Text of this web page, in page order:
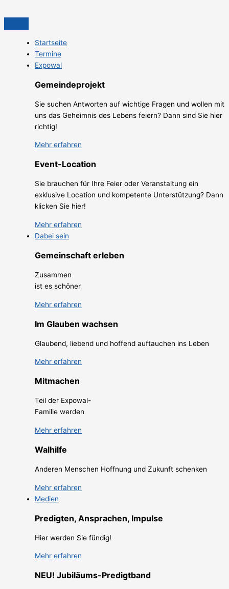
Inhalt
Startseite
Termine
Expowal
Gemeindeprojekt
Sie suchen Antworten auf wichtige Fragen und wollen mit
uns das Geheimnis des Lebens feiern? Dann sind Sie hier
richtig!
Mehr erfahren
Event-Location
Sie brauchen für Ihre Feier oder Veranstaltung ein
exklusive Location und kompetente Unterstützung? Dann
klicken Sie hier!
Mehr erfahren
Dabei sein
Gemeinschaft erleben
Zusammen
ist es schöner
Mehr erfahren
Im Glauben wachsen
Glaubend, liebend und hoffend auftauchen ins Leben
Mehr erfahren
Mitmachen
Teil der Expowal-
Familie werden
Mehr erfahren
Walhilfe
Anderen Menschen Hoffnung und Zukunft schenken
Mehr erfahren
Medien
Predigten, Ansprachen, Impulse
Hier werden Sie fündig!
Mehr erfahren
NEU! Jubiläums-Predigtband
Up